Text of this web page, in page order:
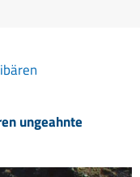
ungeahnte